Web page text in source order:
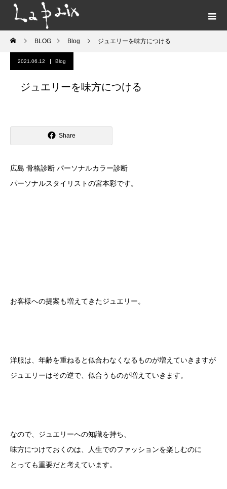
BLOG Blog ジュエリーを味方につける
2021.06.12 Blog
ジュエリーを味方につける
Share
広島 骨格診断 パーソナルカラー診断
パーソナルスタイリストの宮本彩です。
お客様への提案も増えてきたジュエリー。
洋服は、年齢を重ねると似合わなくなるものが増えていきますが
ジュエリーはその逆で、似合うものが増えていきます。
なので、ジュエリーへの知識を持ち、
味方につけておくのは、人生でのファッションを楽しむのに
とっても重要だと考えています。